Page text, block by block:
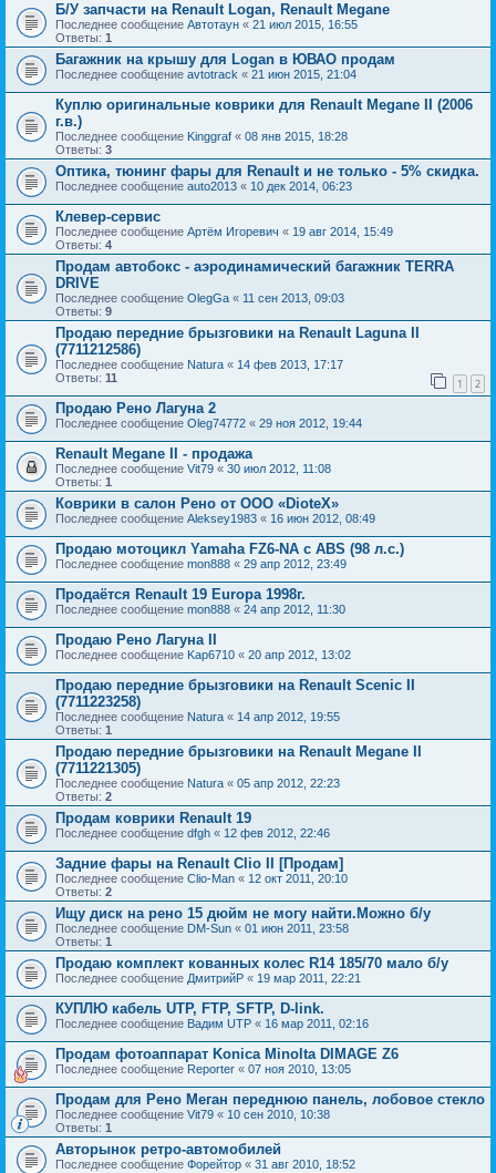
Б/У запчасти на Renault Logan, Renault Megane
Последнее сообщение Автотаун « 21 июл 2015, 16:55
Ответы: 1
Багажник на крышу для Logan в ЮВАО продам
Последнее сообщение avtotrack « 21 июн 2015, 21:04
Куплю оригинальные коврики для Renault Megane II (2006
г.в.)
Последнее сообщение Kinggraf « 08 янв 2015, 18:28
Ответы: 3
Оптика, тюнинг фары для Renault и не только - 5% скидка.
Последнее сообщение auto2013 « 10 дек 2014, 06:23
Клевер-сервис
Последнее сообщение Артём Игоревич « 19 авг 2014, 15:49
Ответы: 4
Продам автобокс - аэродинамический багажник TERRA
DRIVE
Последнее сообщение OlegGa « 11 сен 2013, 09:03
Ответы: 9
Продаю передние брызговики на Renault Laguna II
(7711212586)
Последнее сообщение Natura « 14 фев 2013, 17:17
Ответы: 11 1 2
Продаю Рено Лагуна 2
Последнее сообщение Oleg74772 « 29 ноя 2012, 19:44
Renault Megane II - продажа
Последнее сообщение Vit79 « 30 июл 2012, 11:08
Ответы: 1
Коврики в салон Рено от ООО «DioteX»
Последнее сообщение Aleksey1983 « 16 июн 2012, 08:49
Продаю мотоцикл Yamaha FZ6-NA с ABS (98 л.с.)
Последнее сообщение mon888 « 29 апр 2012, 23:49
Продаётся Renault 19 Europa 1998г.
Последнее сообщение mon888 « 24 апр 2012, 11:30
Продаю Рено Лагуна II
Последнее сообщение Kap6710 « 20 апр 2012, 13:02
Продаю передние брызговики на Renault Scenic II
(7711223258)
Последнее сообщение Natura « 14 апр 2012, 19:55
Ответы: 1
Продаю передние брызговики на Renault Megane II
(7711221305)
Последнее сообщение Natura « 05 апр 2012, 22:23
Ответы: 2
Продам коврики Renault 19
Последнее сообщение dfgh « 12 фев 2012, 22:46
Задние фары на Renault Clio II [Продам]
Последнее сообщение Clio-Man « 12 окт 2011, 20:10
Ответы: 2
Ищу диск на рено 15 дюйм не могу найти.Можно б/у
Последнее сообщение DM-Sun « 01 июн 2011, 23:58
Ответы: 1
Продаю комплект кованных колес R14 185/70 мало б/у
Последнее сообщение ДмитрийР « 19 мар 2011, 22:21
КУПЛЮ кабель UTP, FTP, SFTP, D-link.
Последнее сообщение Вадим UTP « 16 мар 2011, 02:16
Продам фотоаппарат Konica Minolta DIMAGE Z6
Последнее сообщение Reporter « 07 ноя 2010, 13:05
Продам для Рено Меган переднюю панель, лобовое стекло
Последнее сообщение Vit79 « 10 сен 2010, 10:38
Ответы: 1
Авторынок ретро-автомобилей
Последнее сообщение Форейтор « 31 авг 2010, 18:52